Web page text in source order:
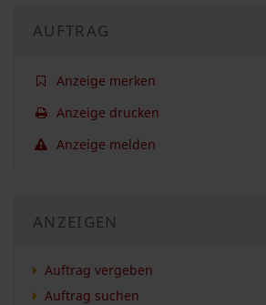
AUFTRAG
Anzeige merken
Anzeige drucken
Anzeige melden
ANZEIGEN
Auftrag vergeben
Auftrag suchen